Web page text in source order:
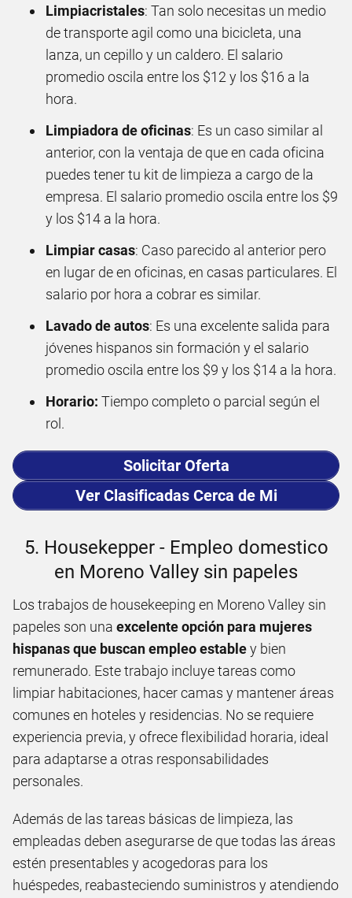
Limpiacristales: Tan solo necesitas un medio
de transporte agil como una bicicleta, una
lanza, un cepillo y un caldero. El salario
promedio oscila entre los $12 y los $16 a la
hora.
Limpiadora de oficinas: Es un caso similar al
anterior, con la ventaja de que en cada oficina
puedes tener tu kit de limpieza a cargo de la
empresa. El salario promedio oscila entre los $9
y los $14 a la hora.
Limpiar casas: Caso parecido al anterior pero
en lugar de en oficinas, en casas particulares. El
salario por hora a cobrar es similar.
Lavado de autos: Es una excelente salida para
jóvenes hispanos sin formación y el salario
promedio oscila entre los $9 y los $14 a la hora.
Horario: Tiempo completo o parcial según el
rol.
Solicitar Oferta
Ver Clasificadas Cerca de Mi
5. Housekepper - Empleo domestico
en Moreno Valley sin papeles
Los trabajos de housekeeping en Moreno Valley sin
papeles son una excelente opción para mujeres
hispanas que buscan empleo establey bien
remunerado. Este trabajo incluye tareas como
limpiar habitaciones, hacer camas y mantener áreas
comunes en hoteles y residencias. No se requiere
experiencia previa, y ofrece flexibilidad horaria, ideal
para adaptarse a otras responsabilidades
personales.
Además de las tareas básicas de limpieza, las
empleadas deben asegurarse de que todas las áreas
estén presentables y acogedoras para los
huéspedes, reabasteciendo suministros y atendiendo